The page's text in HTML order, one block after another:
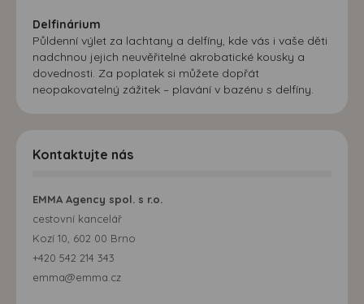
Delfinárium
Půldenní výlet za lachtany a delfíny, kde vás i vaše děti
nadchnou jejich neuvěřitelné akrobatické kousky a
dovednosti. Za poplatek si můžete dopřát
neopakovatelný zážitek – plavání v bazénu s delfíny.
Kontaktujte nás
EMMA Agency spol. s r.o.
cestovní kancelář
Kozí 10, 602 00 Brno
+420 542 214 343
emma@emma.cz